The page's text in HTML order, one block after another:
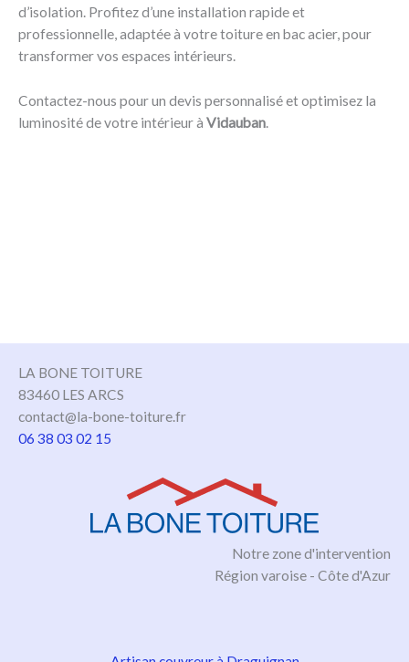
d’isolation. Profitez d’une installation rapide et
professionnelle, adaptée à votre toiture en bac acier, pour
transformer vos espaces intérieurs.
Contactez-nous pour un devis personnalisé et optimisez la
luminosité de votre intérieur à Vidauban.
LA BONE TOITURE
83460 LES ARCS
contact@la-bone-toiture.fr
06 38 03 02 15
Notre zone d'intervention
Région varoise - Côte d'Azur